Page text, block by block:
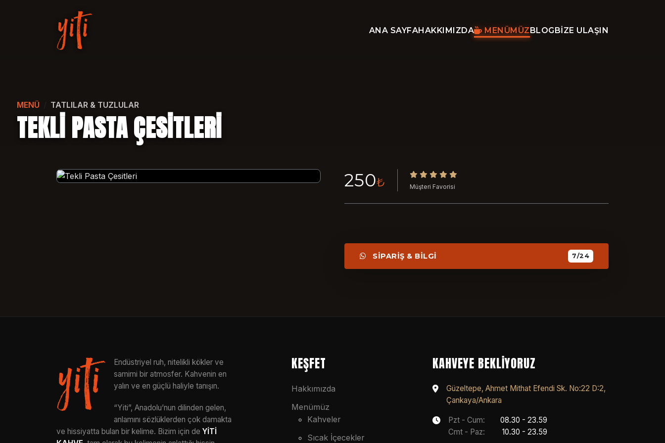
ANA SAYFAHAKKIMIZDA MENÜMÜZBLOGBIZE ULAŞIN
MENÜ TATLILAR & TUZLULAR
TEKLI PASTA ÇESITLERI
250₺ Müşteri Favorisi
SİPARİŞ & BİLGİ 7/24
Endüstriyel ruh, nitelikli kökler ve
samimi bir atmosfer. Kahvenin en
yalın ve en güçlü haliyle tanışın.
“Yiti”, Anadolu’nun dilinden gelen,
anlamını sözlüklerden çok damakta
ve hissiyatta bulan bir kelime. Bizim için de YİTİ
KEŞFET
Hakkımızda
Menümüz
Kahveler
Sıcak İçecekler
KAHVEYE BEKLIYORUZ
Güzeltepe, Ahmet Mithat Efendi Sk. No:22 D:2,
Çankaya/Ankara
Pzt - Cum:
08.30 - 23.59
Cmt - Paz:
10.30 - 23.59